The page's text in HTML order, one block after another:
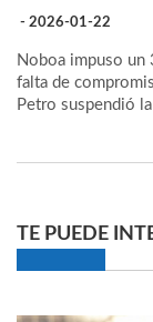
- 2026-01-22
Noboa impuso un
falta de
Petro suspendió
TE PUEDE